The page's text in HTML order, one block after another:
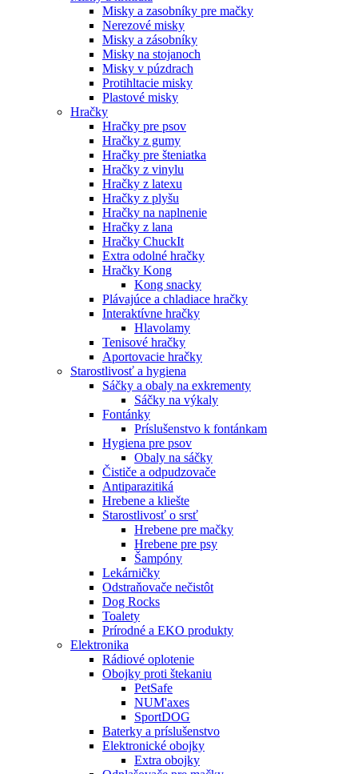
Misky a zasobníky pre mačky
Nerezové misky
Misky a zásobníky
Misky na stojanoch
Misky v púzdrach
Protihltacie misky
Plastové misky
Hračky
Hračky pre psov
Hračky z gumy
Hračky pre šteniatka
Hračky z vinylu
Hračky z latexu
Hračky z plyšu
Hračky na naplnenie
Hračky z lana
Hračky ChuckIt
Extra odolné hračky
Hračky Kong
Kong snacky
Plávajúce a chladiace hračky
Interaktívne hračky
Hlavolamy
Tenisové hračky
Aportovacie hračky
Starostlivosť a hygiena
Sáčky a obaly na exkrementy
Sáčky na výkaly
Fontánky
Príslušenstvo k fontánkam
Hygiena pre psov
Obaly na sáčky
Čističe a odpudzovače
Antiparazitiká
Hrebene a kliešte
Starostlivosť o srsť
Hrebene pre mačky
Hrebene pre psy
Šampóny
Lekárničky
Odstraňovače nečistôt
Dog Rocks
Toalety
Prírodné a EKO produkty
Elektronika
Rádiové oplotenie
Obojky proti štekaniu
PetSafe
NUM'axes
SportDOG
Baterky a príslušenstvo
Elektronické obojky
Extra obojky